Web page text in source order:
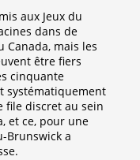
aux Jeux du
dans de
Canada, mais les
être fiers
cinquante
systématiquement
file discret au sein
et ce, pour une
Brunswick a